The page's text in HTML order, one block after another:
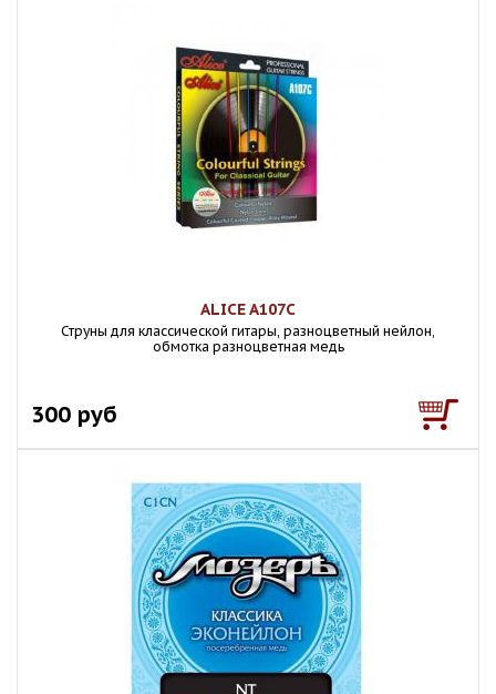
ALICE A107С
Струны для классической гитары, разноцветный нейлон,
обмотка разноцветная медь
300 руб